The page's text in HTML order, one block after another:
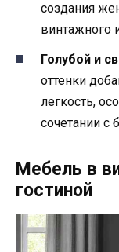
создания
винтажного
Голубой и
оттенки
легкость,
сочетании
Мебель в
гостиной